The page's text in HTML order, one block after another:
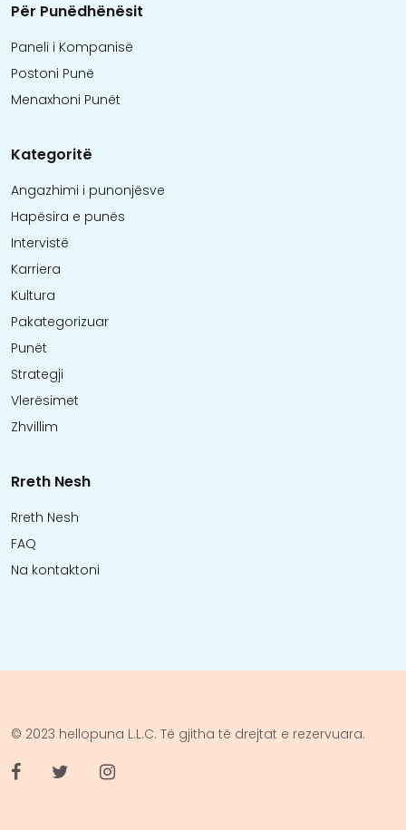
Për Punëdhënësit
Paneli i Kompanisë
Postoni Punë
Menaxhoni Punët
Kategoritë
Angazhimi i punonjësve
Hapësira e punës
Intervistë
Karriera
Kultura
Pakategorizuar
Punët
Strategji
Vlerësimet
Zhvillim
Rreth Nesh
Rreth Nesh
FAQ
Na kontaktoni
© 2023 hellopuna L.L.C. Të gjitha të drejtat e rezervuara.